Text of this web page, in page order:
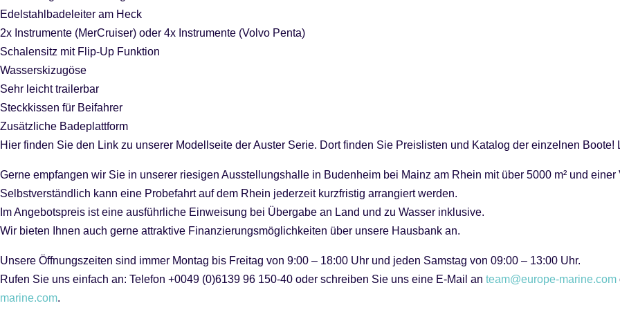
Edelstahlbadeleiter am Heck
2x Instrumente (MerCruiser) oder 4x Instrumente (Volvo Penta)
Schalensitz mit Flip-Up Funktion
Wasserskizugöse
Sehr leicht trailerbar
Steckkissen für Beifahrer
Zusätzliche Badeplattform
Hier finden Sie den Link zu unserer Modellseite der Auster Serie. Dort finden Sie Preislisten und Katalog der einzelnen Boote!
Gerne empfangen wir Sie in unserer riesigen Ausstellungshalle in Budenheim bei Mainz am Rhein mit über 5000 m² und
Selbstverständlich kann eine Probefahrt auf dem Rhein jederzeit kurzfristig arrangiert werden.
Im Angebotspreis ist eine ausführliche Einweisung bei Übergabe an Land und zu Wasser inklusive.
Wir bieten Ihnen auch gerne attraktive Finanzierungsmöglichkeiten über unsere Hausbank an.
Unsere Öffnungszeiten sind immer Montag bis Freitag von 9:00 – 18:00 Uhr und jeden Samstag von 09:00 – 13:00 Uhr.
Rufen Sie uns einfach an: Telefon +0049 (0)6139 96 150-40 oder schreiben Sie uns eine E-Mail an team@europe-marine.com
marine.com.